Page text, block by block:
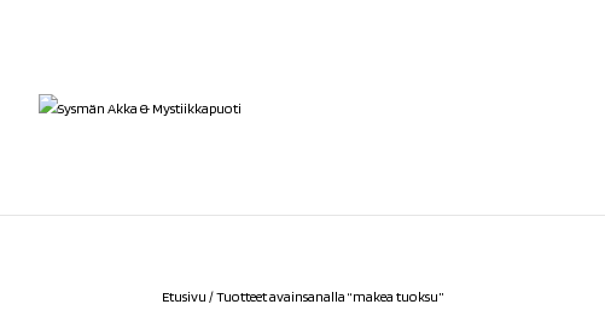
Etusivu / Tuotteet avainsanalla “makea tuoksu”